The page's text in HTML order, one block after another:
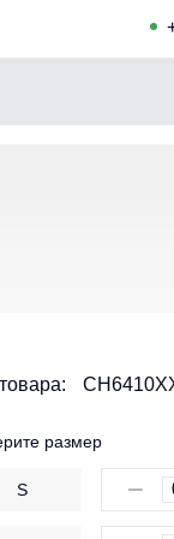
Шорты и
Комплекты
размер
S